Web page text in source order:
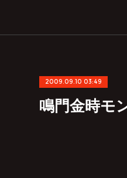
2009.09.10 03:49
鳴門金時モ